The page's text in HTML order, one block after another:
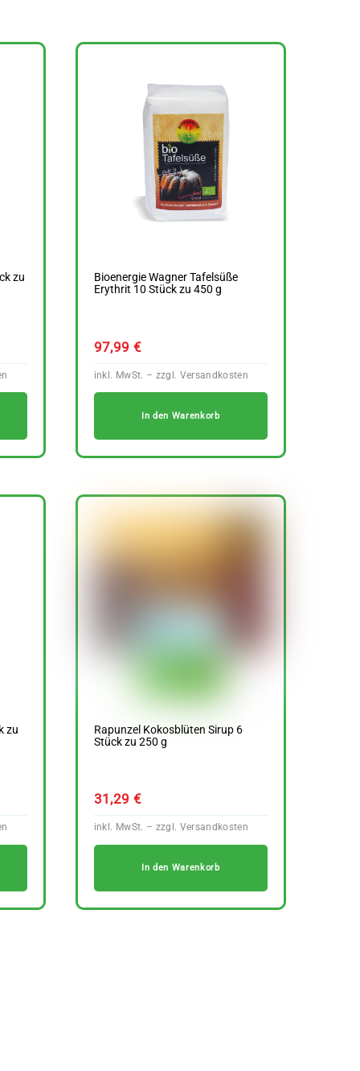
zu
Bioenergie Wagner Tafelsüße
Erythrit 10 Stück zu 450 g
97,99 €
In den Warenkorb
zu
Rapunzel Kokosblüten Sirup 6
Stück zu 250 g
31,29 €
In den Warenkorb